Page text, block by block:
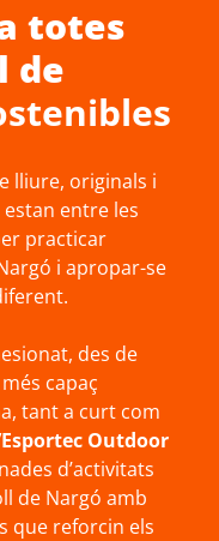
totes
de
lliure, originals i
entre les
practicar
i apropar-se
des de
capaç
tant a curt com
Outdoor
d’activitats
de Nargó amb
que reforcin els